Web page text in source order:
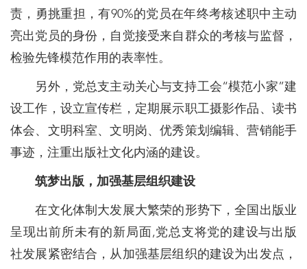
责，勇挑重担，有90%的党员在年终考核述职中主动
亮出党员的身份，自觉接受来自群众的考核与监督，
检验先锋模范作用的表率性。
另外，党总支主动关心与支持工会“模范小家”建
设工作，设立宣传栏，定期展示职工摄影作品、读书
体会、文明科室、文明岗、优秀策划编辑、营销能手
事迹，注重出版社文化内涵的建设。
筑梦出版，加强基层组织建设
在文化体制大发展大繁荣的形势下，全国出版业
呈现出前所未有的新局面,党总支将党的建设与出版
社发展紧密结合，从加强基层组织的建设为出发点，